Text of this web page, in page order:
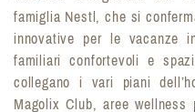
famiglia Nestl, che si
innovative per le vacanze
familiari confortevoli e
collegano i vari piani
Magolix Club, aree wellness